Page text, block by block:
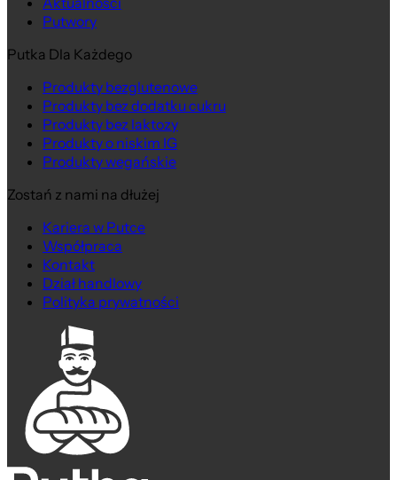
Putwory
Putka Dla Każdego
Produkty bezglutenowe
Produkty bez dodatku cukru
Produkty bez laktozy
Produkty o niskim IG
Produkty wegańskie
Zostań z nami na dłużej
Kariera w Putce
Współpraca
Kontakt
Dział handlowy
Polityka prywatności